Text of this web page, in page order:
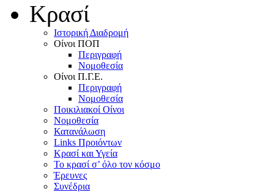
Κρασί
Iστορική Διαδρομή
Oίνοι ΠOΠ
Περιγραφή
Nομοθεσία
Oίνοι Π.Γ.E.
Περιγραφή
Νομοθεσία
Ποικιλιακοί Oίνοι
Nομοθεσία
Κατανάλωση
Links Προιόντων
Κρασί και Υγεία
To κρασί σ’ όλο τον κόσμο
Έρευνες
Συνέδρια